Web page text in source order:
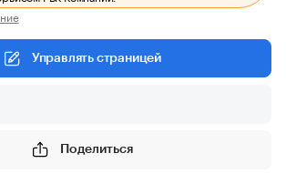
Управлять страницей
Поделиться